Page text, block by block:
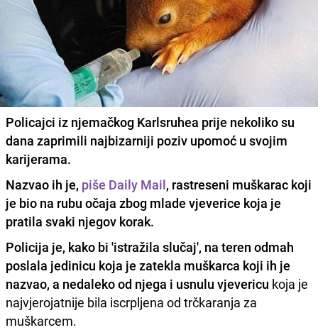
Policajci iz njemačkog Karlsruhea prije nekoliko su
dana zaprimili najbizarniji poziv upomoć u svojim
karijerama.
Nazvao ih je, piše Daily Mail, rastreseni muškarac koji
je bio na rubu očaja zbog mlade vjeverice koja je
pratila svaki njegov korak.
Policija je, kako bi 'istražila slučaj', na teren odmah
poslala jedinicu koja je zatekla muškarca koji ih je
nazvao, a nedaleko od njega i usnulu vjevericu koja je
najvjerojatnije bila iscrpljena od trčkaranja za
muškarcem.